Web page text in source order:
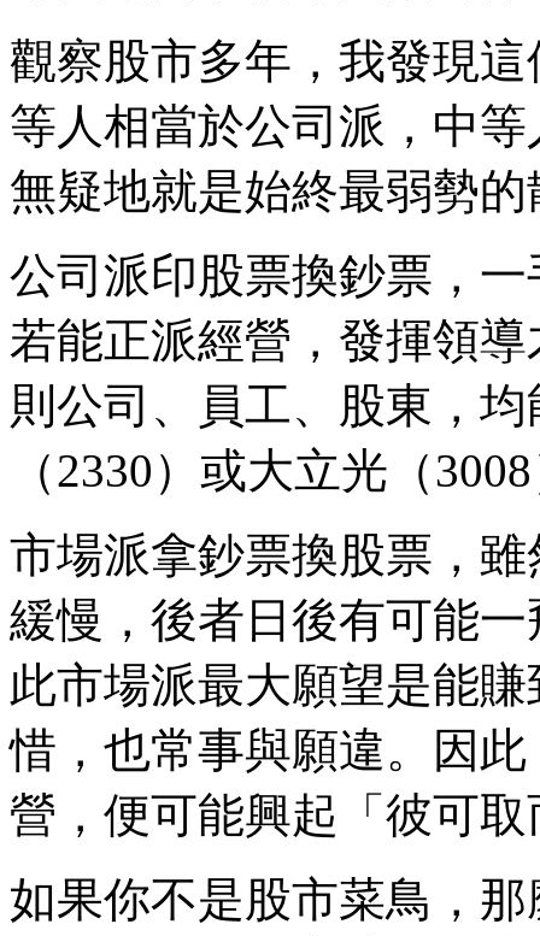
觀察股市多年，我發現
等人相當於公司派，中
無疑地就是始終最弱勢的
公司派印股票換鈔票，
若能正派經營，發揮領
則公司、員工、股東，
（2330）或大立光（
市場派拿鈔票換股票，
緩慢，後者日後有可能
此市場派最大願望是能
惜，也常事與願違。因
營，便可能興起「彼可
如果你不是股市菜鳥，